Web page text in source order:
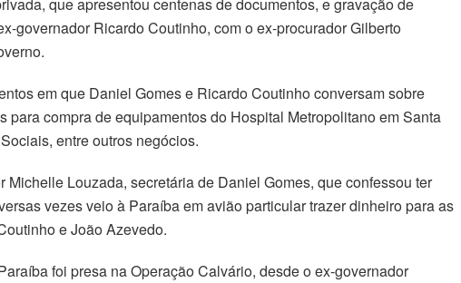
que apresentou centenas de documentos, e gravação de
governador Ricardo Coutinho, com o ex-procurador Gilberto
em que Daniel Gomes e Ricardo Coutinho conversam sobre
para compra de equipamentos do Hospital Metropolitano em Santa
entre outros negócios.
Michelle Louzada, secretária de Daniel Gomes, que confessou ter
vezes veio à Paraíba em avião particular trazer dinheiro para as
e João Azevedo.
foi presa na Operação Calvário, desde o ex-governador